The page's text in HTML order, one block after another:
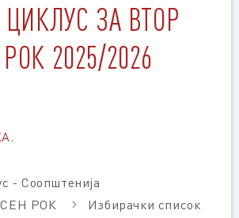
ЦИКЛУС ЗА ВТОР
2025/2026
.
- Соопштенија
РОК
Избирачки список